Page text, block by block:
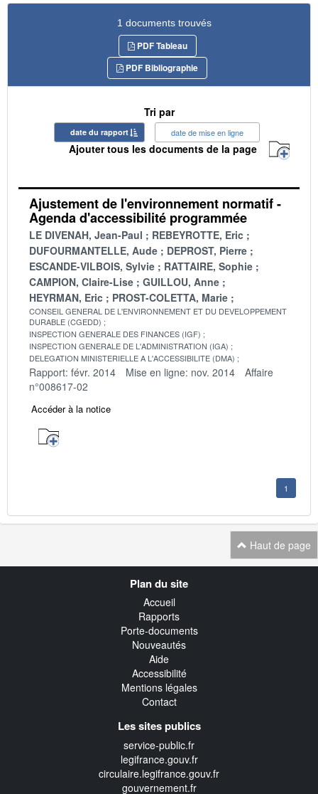
1 documents trouvés
PDF Tableau
PDF Bibliographie
Tri par
date du rapport date de mise en ligne
Ajouter tous les documents de la page
Ajustement de l'environnement normatif -
Agenda d'accessibilité programmée
LE DIVENAH, Jean-Paul
REBEYROTTE, Eric
DUFOURMANTELLE, Aude
DEPROST, Pierre
ESCANDE-VILBOIS, Sylvie
RATTAIRE, Sophie
CAMPION, Claire-Lise
GUILLOU, Anne
HEYRMAN, Eric
PROST-COLETTA, Marie
CONSEIL GENERAL DE L'ENVIRONNEMENT ET DU DEVELOPPEMENT
DURABLE (CGEDD)
INSPECTION GENERALE DES FINANCES (IGF)
INSPECTION GENERALE DE L'ADMINISTRATION (IGA)
DELEGATION MINISTERIELLE A L'ACCESSIBILITE (DMA)
Rapport: févr. 2014 Mise en ligne: nov. 2014
Affaire
n°008617-02
Accéder à la notice
1
Haut de page
Plan du site
Accueil
Rapports
Porte-documents
Nouveautés
Aide
Accessibilité
Mentions légales
Contact
Les sites publics
service-public.fr
legifrance.gouv.fr
circulaire.legifrance.gouv.fr
gouvernement.fr